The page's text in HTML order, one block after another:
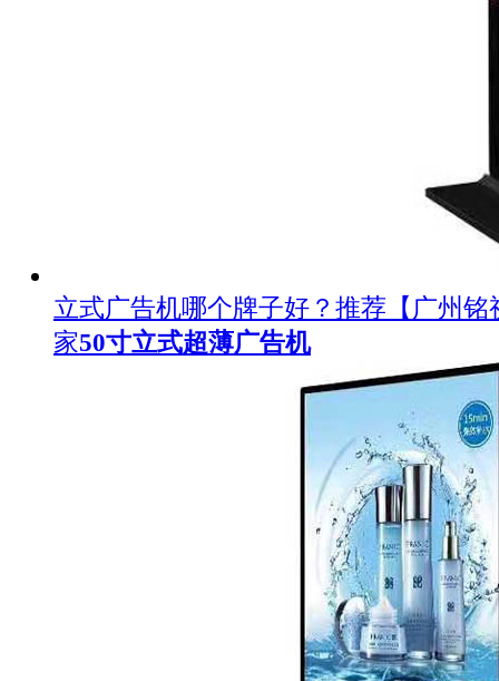
立式广告机哪个牌子好？推荐【广州铭
家50寸立式超薄广告机